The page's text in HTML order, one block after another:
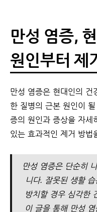
만성 염증,
원인부터 제
만성 염증은 현대인의 건
한 질병의 근본 원인이
증의 원인과 증상을 자세
있는 효과적인 제거 방법
만성 염증은 단순히
니다. 잘못된 생활
방치할 경우 심각한
이 글을 통해 만성